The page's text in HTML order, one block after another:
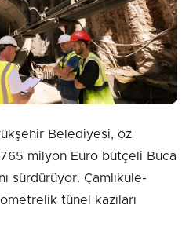
Belediyesi, öz
milyon Euro bütçeli Buca
sürdürüyor. Çamlıkule-
tünel kazıları